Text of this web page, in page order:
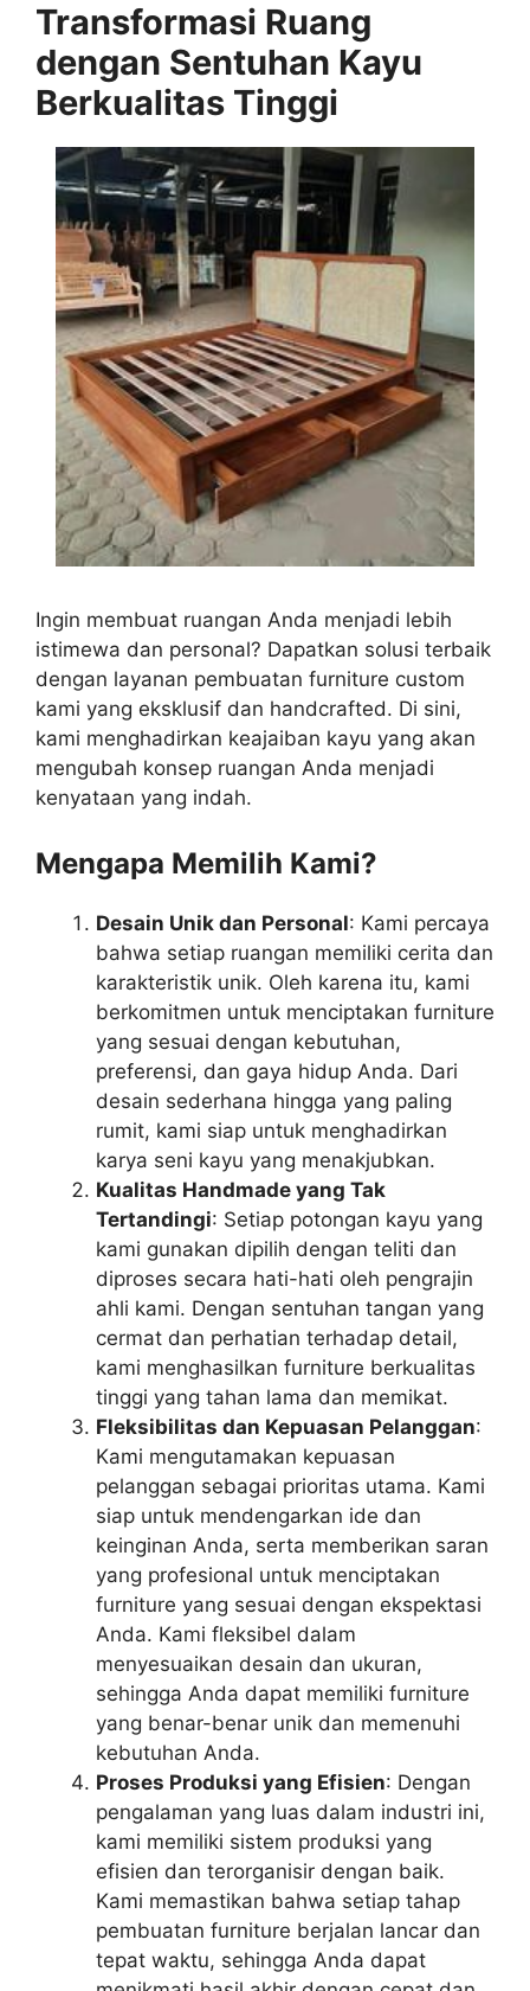
Transformasi Ruang
dengan Sentuhan Kayu
Berkualitas Tinggi
Ingin membuat ruangan Anda menjadi lebih
istimewa dan personal? Dapatkan solusi terbaik
dengan layanan pembuatan furniture custom
kami yang eksklusif dan handcrafted. Di sini,
kami menghadirkan keajaiban kayu yang akan
mengubah konsep ruangan Anda menjadi
kenyataan yang indah.
Mengapa Memilih Kami?
Desain Unik dan Personal: Kami percaya
bahwa setiap ruangan memiliki cerita dan
karakteristik unik. Oleh karena itu, kami
berkomitmen untuk menciptakan furniture
yang sesuai dengan kebutuhan,
preferensi, dan gaya hidup Anda. Dari
desain sederhana hingga yang paling
rumit, kami siap untuk menghadirkan
karya seni kayu yang menakjubkan.
Kualitas Handmade yang Tak
Tertandingi: Setiap potongan kayu yang
kami gunakan dipilih dengan teliti dan
diproses secara hati-hati oleh pengrajin
ahli kami. Dengan sentuhan tangan yang
cermat dan perhatian terhadap detail,
kami menghasilkan furniture berkualitas
tinggi yang tahan lama dan memikat.
Fleksibilitas dan Kepuasan Pelanggan:
Kami mengutamakan kepuasan
pelanggan sebagai prioritas utama. Kami
siap untuk mendengarkan ide dan
keinginan Anda, serta memberikan saran
yang profesional untuk menciptakan
furniture yang sesuai dengan ekspektasi
Anda. Kami fleksibel dalam
menyesuaikan desain dan ukuran,
sehingga Anda dapat memiliki furniture
yang benar-benar unik dan memenuhi
kebutuhan Anda.
Proses Produksi yang Efisien: Dengan
pengalaman yang luas dalam industri ini,
kami memiliki sistem produksi yang
efisien dan terorganisir dengan baik.
Kami memastikan bahwa setiap tahap
pembuatan furniture berjalan lancar dan
tepat waktu, sehingga Anda dapat